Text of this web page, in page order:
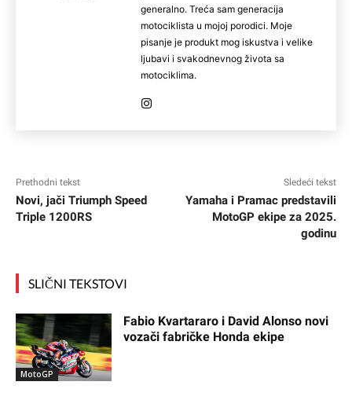
generalno. Treća sam generacija
motociklista u mojoj porodici. Moje
pisanje je produkt mog iskustva i velike
ljubavi i svakodnevnog života sa
motociklima.
Prethodni tekst
Novi, jači Triumph Speed
Triple 1200RS
Sledeći tekst
Yamaha i Pramac predstavili
MotoGP ekipe za 2025.
godinu
SLIČNI TEKSTOVI
MotoGP
Fabio Kvartararo i David Alonso novi
vozači fabričke Honda ekipe